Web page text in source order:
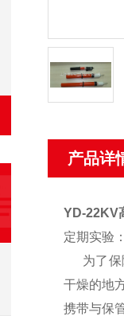
产品详
YD-22KV
定期实验：
为了保
干燥的地
携带与保